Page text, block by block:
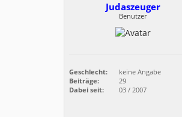
Judaszeuger
Benutzer
Geschlecht:
keine Angabe
Beiträge:
29
Dabei seit:
03 / 2007